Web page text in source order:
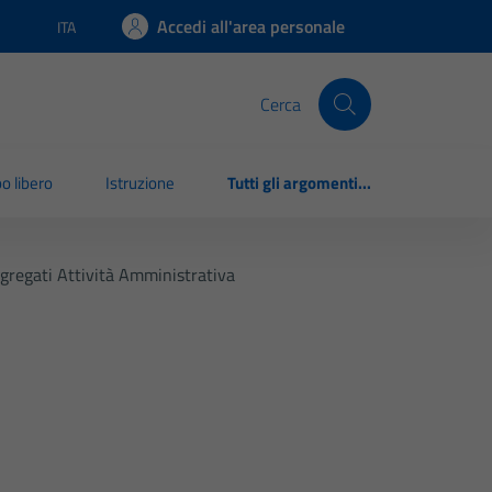
Lingua attiva:
ITA Accedi all'area personale
Cerca
libero Istruzione Tutti gli argomenti...
Attività Amministrativa